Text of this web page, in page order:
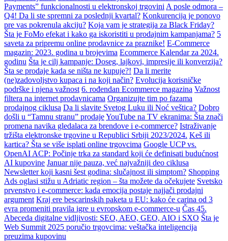
Payments” funkcionalnosti u elektronskoj trgovini A posle odmora –
Q4! Da li ste spremni za poslednji kvartal? Konkurencija je ponovo
pre vas pokrenula akciju? Koja vam je strategija za Black Friday?
Šta je FoMo efekat i kako ga iskoristiti u prodajnim kampanjama? 5
saveta za pripremu online prodavnice za praznike! E-Commerce
magazin: 2023. godina u brojevima Ecommerce Kalendar za 2024.
godinu Šta je cilj kampanje: Doseg, lajkovi, impresije ili konverzija?
Šta se prodaje kada se ništa ne kupuje?! Da li merite
(ne)zadovoljstvo kupaca i na koji način? Evolucija korisničke
podrške i njena važnost 6. rođendan Ecommerce magazina Važnost
filtera na internet prodavnicama Organizujte tim po fazama
prodajnog ciklusa Da li slavite Svetog Luku ili Noć veštica? Dobro
došli u “Tamnu stranu” prodajeYouTube na TV ekranima: Šta znači
promena navika gledalaca za brendove i e-commerce? Istraživanje
tržišta elektronske trgovine u Republici Srbiji 2023/2024. Keš ili
kartica? Šta se više isplati online trgovcima Google UCP vs.
OpenAI ACP: Počinje trka za standard koji će definisati budućnost
AI kupovine Januar nije pauza, već najvažniji deo ciklusa
Newsletter koji kasni šest godina: slučajnost ili simptom? Shopping
Ads oglasi stižu u Adriatic region – šta možete da očekujete Svetsko
prvenstvo i e-commerce: kada emocija postaje najjači prodajni
argument Kraj ere bescarinskih paketa u EU: kako će carina od 3
evra promeniti pravila igre u evropskom e-commerce-u Čas 45.
Abeceda digitalne vidljivosti: SEO, AEO, GEO, AIO i SXO Šta je
Web Summit 2025 poručio trgovcima: veštačka inteligencija
preuzima kupovinu